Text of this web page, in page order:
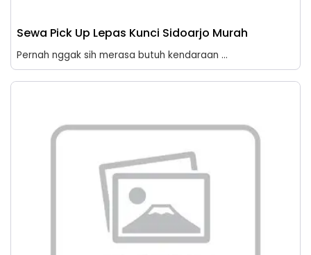
Sewa Pick Up Lepas Kunci Sidoarjo Murah
Pernah nggak sih merasa butuh kendaraan ...